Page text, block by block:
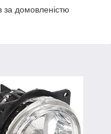
за домовленістю